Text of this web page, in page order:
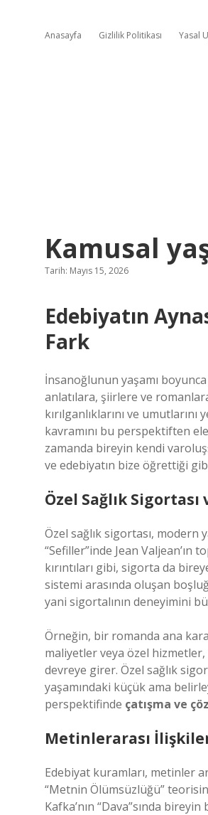
Anasayfa Gizlilik Politikası Yasal
Kamusal
Tarih: Mayıs 15, 2026
Edebiyatın
Fark
İnsanoğlunun yaşamı
anlatılara, şiirlere ve
kırılganlıklarını ve
kavramını bu perspektiften
zamanda bireyin kendi
ve edebiyatın bize öğrettiği
Özel Sağlık
Özel sağlık sigortası, modern
“Sefiller”inde Jean
kırıntıları gibi, sigorta da
sistemi arasında oluşan
yani sigortalının deneyimini
Örneğin, bir romanda ana
maliyetler veya özel
devreye girer. Özel sağlık
yaşamındaki küçük ama
perspektifinde çatışma ve
Metinlerarası
Edebiyat kuramları, metinler
“Metnin Ölümsüzlüğü”
Kafka’nın “Dava”sında